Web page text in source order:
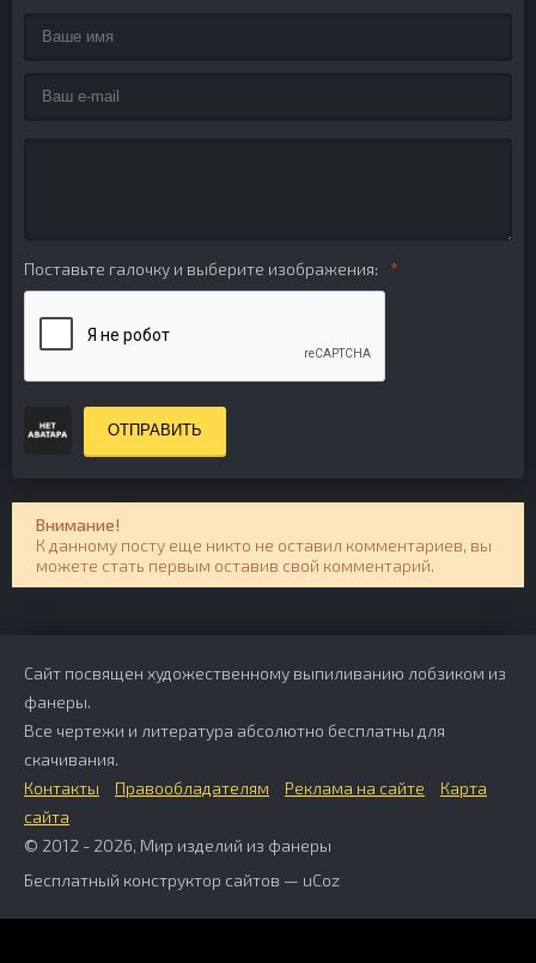
Поставьте галочку и выберите изображения:
ОТПРАВИТЬ
Внимание!
К данному посту еще никто не оставил комментариев, вы
можете стать первым оставив свой комментарий.
Сайт посвящен художественному выпиливанию лобзиком из
фанеры.
Все чертежи и литература абсолютно бесплатны для
скачивания.
Контакты
Правообладателям Реклама на сайте
Карта
сайта
© 2012 - 2026, Мир изделий из фанеры
Бесплатный конструктор сайтов — uCoz